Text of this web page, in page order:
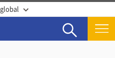
검색
global